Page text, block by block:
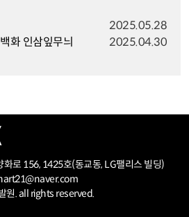
2025.05.28
화 인삼잎무늬
2025.04.30
로 156, 1425호(동교동, LG팰리스 빌딩)
원. all rights reserved.